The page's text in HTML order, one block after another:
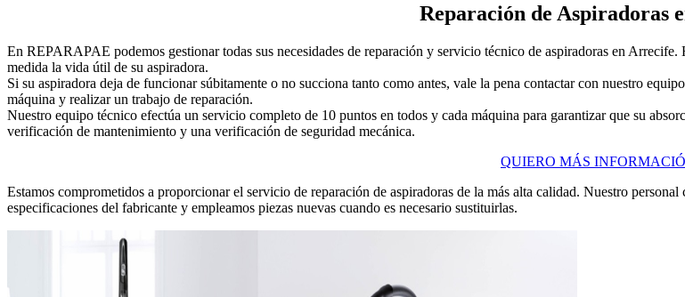
Reparación de Aspiradoras
En REPARAPAE podemos gestionar todas sus necesidades de reparación y servicio técnico de aspiradoras en
medida la vida útil de su aspiradora.
Si su aspiradora deja de funcionar súbitamente o no succiona tanto como antes, vale la pena contactar con nuestro
máquina y realizar un trabajo de reparación.
Nuestro equipo técnico efectúa un servicio completo de 10 puntos en todos y cada máquina para garantizar que su
verificación de mantenimiento y una verificación de seguridad mecánica.
QUIERO MÁS
Estamos comprometidos a proporcionar el servicio de reparación de aspiradoras de la más alta calidad. Nuestro
especificaciones del fabricante y empleamos piezas nuevas cuando es necesario sustituirlas.